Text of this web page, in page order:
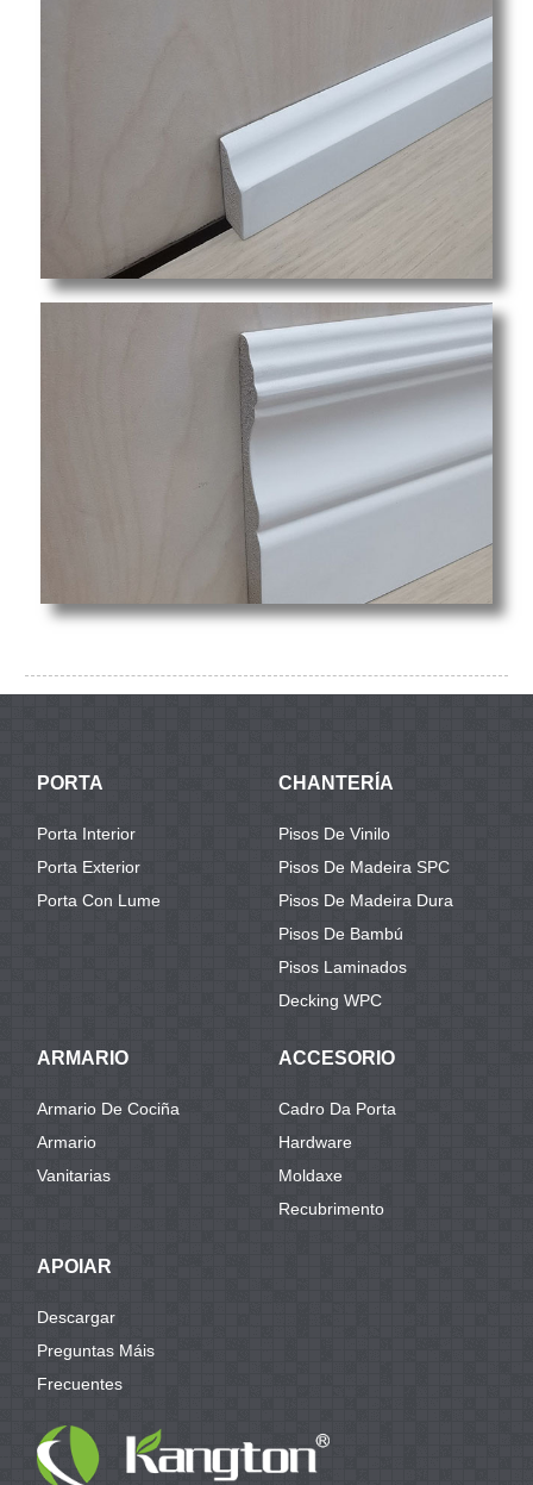
PORTA
Porta Interior
Porta Exterior
Porta Con Lume
CHANTERÍA
Pisos De Vinilo
Pisos De Madeira SPC
Pisos De Madeira Dura
Pisos De Bambú
Pisos Laminados
Decking WPC
ARMARIO
Armario De Cociña
Armario
Vanitarias
ACCESORIO
Cadro Da Porta
Hardware
Moldaxe
Recubrimento
APOIAR
Descargar
Preguntas Máis
Frecuentes